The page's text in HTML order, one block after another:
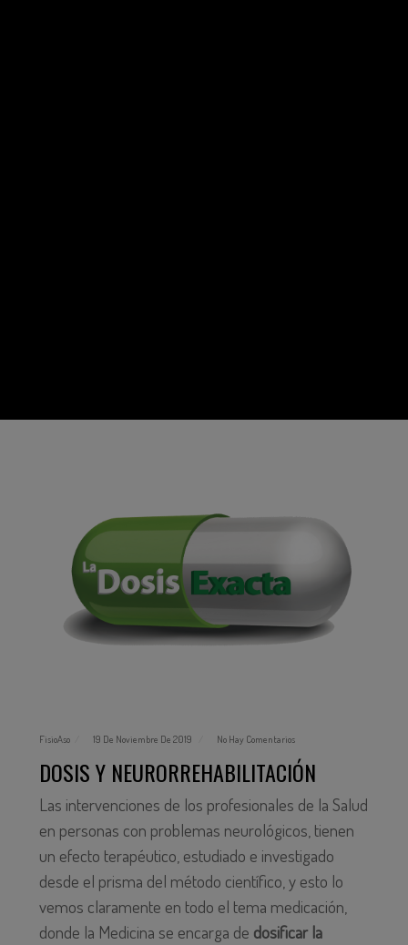
FisioAso 19 De Noviembre De 2019 No Hay Comentarios
DOSIS Y NEURORREHABILITACIÓN
Las intervenciones de los profesionales de la Salud
en personas con problemas neurológicos, tienen
un efecto terapéutico, estudiado e investigado
desde el prisma del método científico, y esto lo
vemos claramente en todo el tema medicación,
donde la Medicina se encarga de dosificar la